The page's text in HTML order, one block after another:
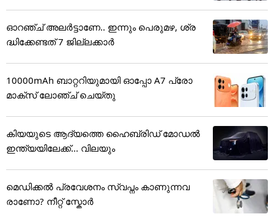
ഓറഞ്ച് അലർട്ടാണേ.. ഇന്നും പെരുമഴ, ശ്ര
ദ്ധിക്കേണ്ടത് 7 ജില്ലക്കാർ
10000mAh ബാറ്ററിയുമായി ഓപ്പോ A7 പ്രോ
മാക്സ് ലോഞ്ച് ചെയ്തു
കിയയുടെ ആദ്യത്തെ ഹൈബ്രിഡ് മോഡൽ
ഇന്ത്യയിലേക്ക്... വിലയും
മെഡിക്കല്‍ പ്രവേശനം സ്വപ്നം കാണുന്നവ
രാണോ? നീറ്റ് സ്കോർ